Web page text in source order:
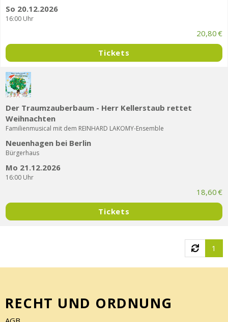
So 20.12.2026
16:00 Uhr
20,80 €
Tickets
Der Traumzauberbaum - Herr Kellerstaub rettet
Weihnachten
Familienmusical mit dem REINHARD LAKOMY-Ensemble
Neuenhagen bei Berlin
Bürgerhaus
Mo 21.12.2026
16:00 Uhr
18,60 €
Tickets
1
RECHT UND ORDNUNG